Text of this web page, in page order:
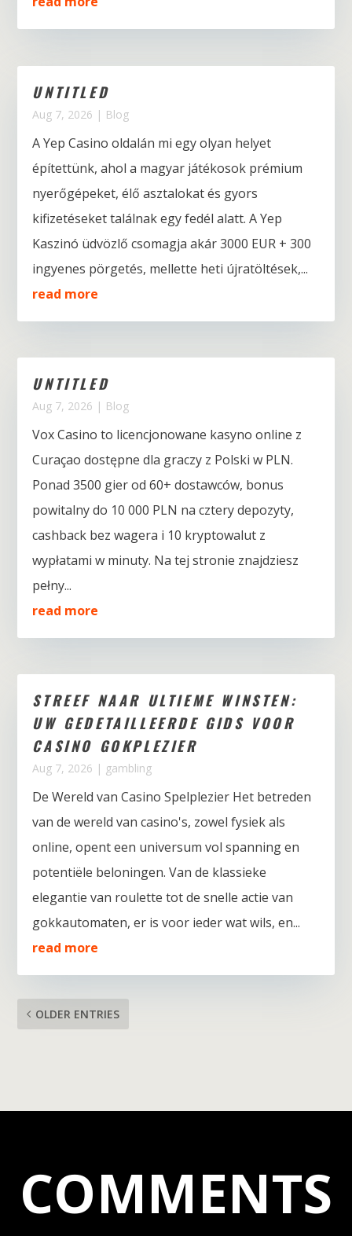
UNTITLED
Aug 7, 2026 | Blog
A Yep Casino oldalán mi egy olyan helyet
építettünk, ahol a magyar játékosok prémium
nyerőgépeket, élő asztalokat és gyors
kifizetéseket találnak egy fedél alatt. A Yep
Kaszinó üdvözlő csomagja akár 3000 EUR + 300
ingyenes pörgetés, mellette heti újratöltések,...
read more
UNTITLED
Aug 7, 2026 | Blog
Vox Casino to licencjonowane kasyno online z
Curaçao dostępne dla graczy z Polski w PLN.
Ponad 3500 gier od 60+ dostawców, bonus
powitalny do 10 000 PLN na cztery depozyty,
cashback bez wagera i 10 kryptowalut z
wypłatami w minuty. Na tej stronie znajdziesz
pełny...
read more
STREEF NAAR ULTIEME WINSTEN:
UW GEDETAILLEERDE GIDS VOOR
CASINO GOKPLEZIER
Aug 7, 2026 | gambling
De Wereld van Casino Spelplezier Het betreden
van de wereld van casino's, zowel fysiek als
online, opent een universum vol spanning en
potentiële beloningen. Van de klassieke
elegantie van roulette tot de snelle actie van
gokkautomaten, er is voor ieder wat wils, en...
read more
OLDER ENTRIES
COMMENTS